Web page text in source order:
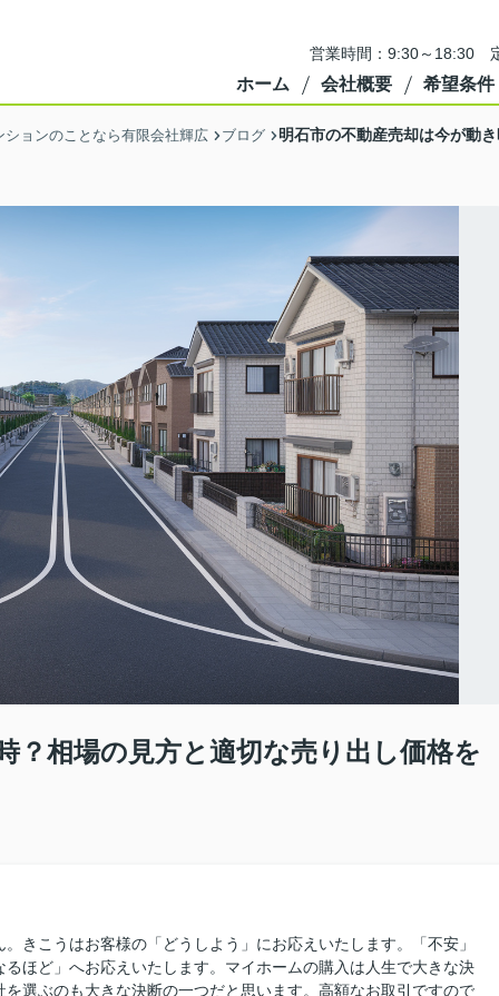
営業時間：9:30～18:30
ホーム 会社概要 希望条件
ョンのことなら有限会社輝広 ブログ 明石市の不動産売却は今が動
？相場の見方と適切な売り出し価格を
きこうはお客様の「どうしよう」にお応えいたします。「不安」
ほど」へお応えいたします。マイホームの購入は人生で大きな決
選ぶのも大きな決断の一つだと思います。高額なお取引ですので